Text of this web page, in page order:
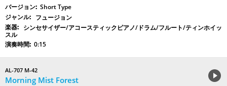
Short Type
フュージョン
シンセサイザー/アコースティックピアノ/ドラム/フルート/ティンホイッ
スル
0:15
AL-707 M-42
Morning Mist Forest